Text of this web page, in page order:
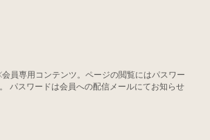
会員専用コンテンツ。ページの閲覧にはパスワー
パスワードは会員への配信メールにてお知らせ